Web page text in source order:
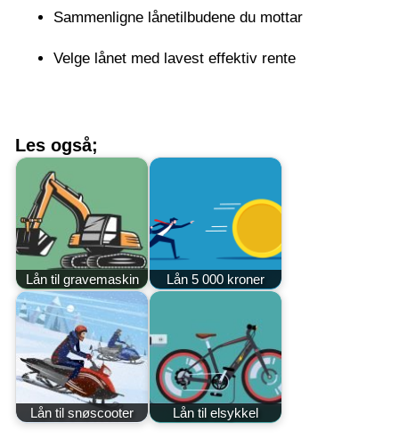
Sammenligne lånetilbudene du mottar
Velge lånet med lavest effektiv rente
Les også;
Lån til gravemaskin Lån 5 000 kroner
Lån til snøscooter Lån til elsykkel